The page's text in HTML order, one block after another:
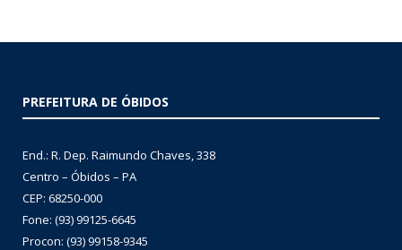
PREFEITURA DE ÓBIDOS
End.: R. Dep. Raimundo Chaves, 338
Centro – Óbidos – PA
CEP: 68250-000
Fone: (93) 99125-6645
Procon: (93) 99158-9345